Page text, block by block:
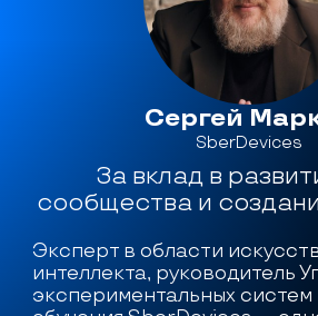
Сергей
SberDevices
За вклад в
сообщества и
Эксперт в области
интеллекта, руководитель
экспериментальных